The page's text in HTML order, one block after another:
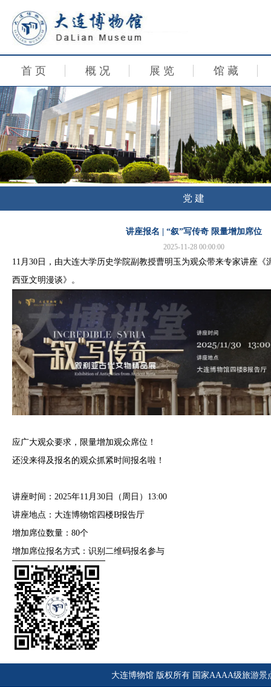
首 页 概 况 展 览 馆 藏
党 建
讲座报名 | “叙”写传奇 限量增加席位
2025-11-28 00:00:00
11月30日，由大连大学历史学院副教授曹明玉为观众带来专家讲座
西亚文明漫谈》。
应广大观众要求，限量增加观众席位！
还没来得及报名的观众抓紧时间报名啦！
讲座时间：2025年11月30日（周日）13:00
讲座地点：大连博物馆四楼B报告厅
增加席位数量：80个
增加席位报名方式：识别二维码报名参与
大连博物馆 版权所有 国家AAAA级旅游景